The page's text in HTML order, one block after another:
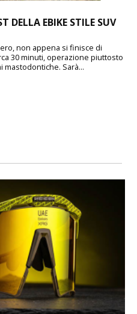
DELLA EBIKE STILE SUV
non appena si finisce di
30 minuti, operazione piuttosto
Sarà...